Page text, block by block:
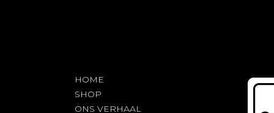
HOME
SHOP
ONS VERHAAL